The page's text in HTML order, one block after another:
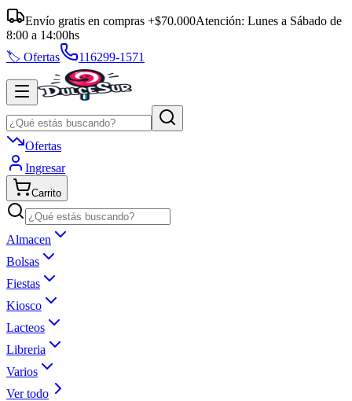
Envío gratis en compras +$70.000Atención: Lunes a Sábado de
8:00 a 14:00hs
🏷️ Ofertas
116299-1571
Ofertas
Ingresar
Carrito
Almacen
Bolsas
Fiestas
Kiosco
Lacteos
Libreria
Varios
Ver todo